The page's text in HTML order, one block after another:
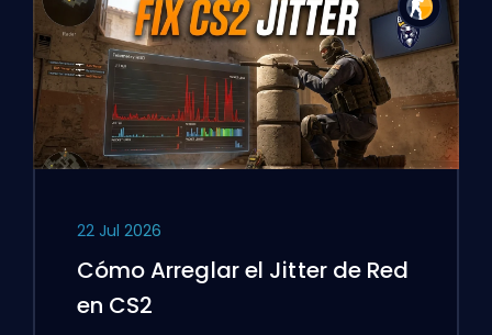
22 Jul 2026
Cómo Arreglar el Jitter de Red
en CS2